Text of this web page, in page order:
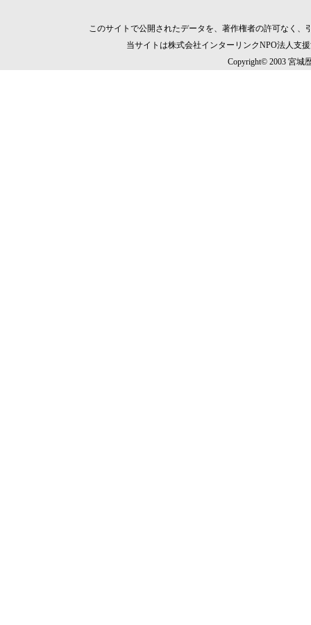
このサイトで公開されたデータを、著作権者の許可なく
当サイトは株式会社インターリンクNPO法人支
Copyright© 2003 宮城